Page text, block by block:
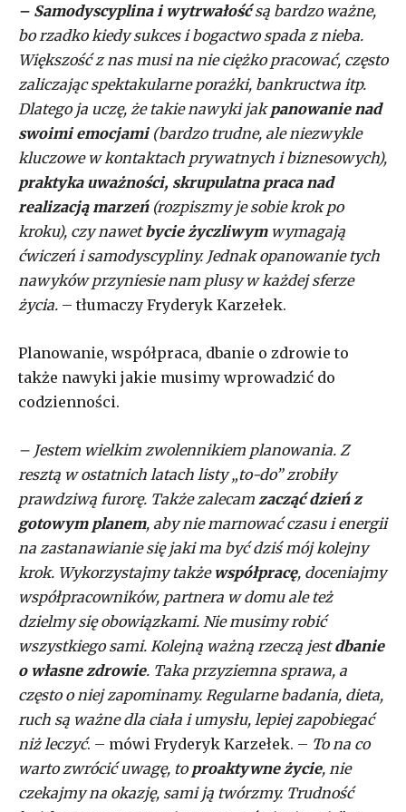
– Samodyscyplina i wytrwałośćsą bardzo ważne,
bo rzadko kiedy sukces i bogactwo spada z nieba.
Większość z nas musi na nie ciężko pracować, często
zaliczając spektakularne porażki, bankructwa itp.
Dlatego ja uczę, że takie nawyki jak panowanie nad
swoimi emocjami(bardzo trudne, ale niezwykle
kluczowe w kontaktach prywatnych i biznesowych),
praktyka uważności, skrupulatna praca nad
realizacją marzeń (rozpiszmy je sobie krok po
kroku), czy nawetbycie życzliwymwymagają
ćwiczeń i samodyscypliny. Jednak opanowanie tych
nawyków przyniesie nam plusy w każdej sferze
życia. – tłumaczy Fryderyk Karzełek.
Planowanie, współpraca, dbanie o zdrowie to
także nawyki jakie musimy wprowadzić do
codzienności.
– Jestem wielkim zwolennikiem planowania. Z
resztą w ostatnich latach listy „to-do” zrobiły
prawdziwą furorę. Także zalecam zacząć dzień z
gotowym planem, aby nie marnować czasu i energii
na zastanawianie się jaki ma być dziś mój kolejny
krok. Wykorzystajmy także współpracę, doceniajmy
współpracowników, partnera w domu ale też
dzielmy się obowiązkami. Nie musimy robić
wszystkiego sami. Kolejną ważną rzeczą jestdbanie
o własne zdrowie. Taka przyziemna sprawa, a
często o niej zapominamy. Regularne badania, dieta,
ruch są ważne dla ciała i umysłu, lepiej zapobiegać
niż leczyć. – mówi Fryderyk Karzełek. – To na co
warto zwrócić uwagę, to proaktywne życie, nie
czekajmy na okazję, sami ją twórzmy. Trudność